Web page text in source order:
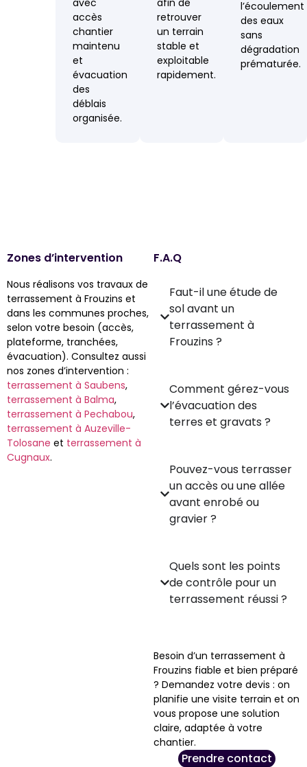
accès
chantier
maintenu
et
évacuation
des
déblais
organisée.
retrouver
un terrain
stable et
exploitable
rapidement.
l’écoulement
des eaux
sans
dégradation
prématurée.
Zones d’intervention
Nous réalisons vos travaux de
terrassement à Frouzins et
dans les communes proches,
selon votre besoin (accès,
plateforme, tranchées,
évacuation). Consultez aussi
nos zones d’intervention :
terrassement à Saubens,
terrassement à Balma,
terrassement à Pechabou,
terrassement à Auzeville-
Tolosane et terrassement à
Cugnaux.
F.A.Q
Faut-il une étude de
sol avant un
terrassement à
Frouzins ?
Comment gérez-vous
l’évacuation des
terres et gravats ?
Pouvez-vous terrasser
un accès ou une allée
avant enrobé ou
gravier ?
Quels sont les points
de contrôle pour un
terrassement réussi ?
Besoin d’un terrassement à
Frouzins fiable et bien préparé
? Demandez votre devis : on
planifie une visite terrain et on
vous propose une solution
claire, adaptée à votre
chantier.
Prendre contact